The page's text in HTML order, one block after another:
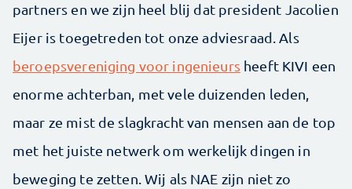
partners en we zijn heel blij dat president Jacolien
Eijer is toegetreden tot onze adviesraad. Als
beroepsvereniging voor ingenieursheeft KIVI een
enorme achterban, met vele duizenden leden,
maar ze mist de slagkracht van mensen aan de top
met het juiste netwerk om werkelijk dingen in
beweging te zetten. Wij als NAE zijn niet zo